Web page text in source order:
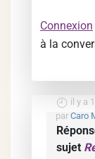
Connexion
à la
il y a
par Caro
sujet